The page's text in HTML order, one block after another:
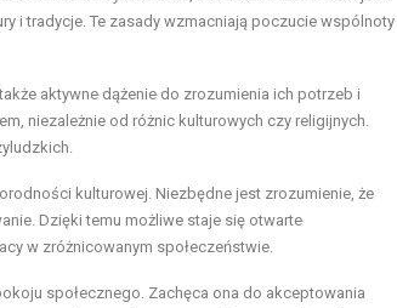
i tradycje. Te zasady wzmacniają poczucie wspólnoty
aktywne dążenie do zrozumienia ich potrzeb i
niezależnie od różnic kulturowych czy religijnych.
kulturowej. Niezbędne jest zrozumienie, że
Dzięki temu możliwe staje się otwarte
w zróżnicowanym społeczeństwie.
społecznego. Zachęca ona do akceptowania